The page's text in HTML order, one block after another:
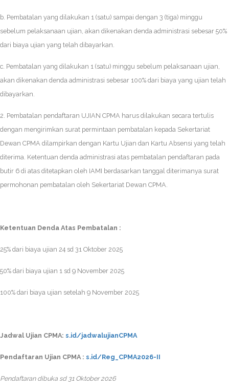
b. Pembatalan yang dilakukan 1 (satu) sampai dengan 3 (tiga) minggu
sebelum pelaksanaan ujian, akan dikenakan denda administrasi sebesar 50%
dari biaya ujian yang telah dibayarkan.
c. Pembatalan yang dilakukan 1 (satu) minggu sebelum pelaksanaan ujian,
akan dikenakan denda administrasi sebesar 100% dari biaya yang ujian telah
dibayarkan.
2. Pembatalan pendaftaran UJIAN CPMA harus dilakukan secara tertulis
dengan mengirimkan surat permintaan pembatalan kepada Sekertariat
Dewan CPMA dilampirkan dengan Kartu Ujian dan Kartu Absensi yang telah
diterima. Ketentuan denda administrasi atas pembatalan pendaftaran pada
butir 6 di atas ditetapkan oleh IAMI berdasarkan tanggal diterimanya surat
permohonan pembatalan oleh Sekertariat Dewan CPMA.
Ketentuan Denda Atas Pembatalan :
25% dari biaya ujian 24 sd 31 Oktober 2025
50% dari biaya ujian 1 sd 9 November 2025
100% dari biaya ujian setelah 9 November 2025
Jadwal Ujian CPMA: s.id/jadwalujianCPMA
Pendaftaran Ujian CPMA : s.id/Reg_CPMA2026-II​
Pendaftaran dibuka sd 31 Oktober 2026